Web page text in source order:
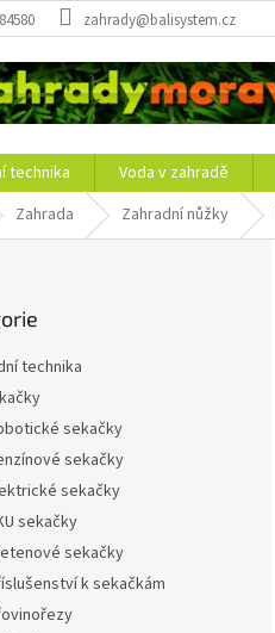
zahrady@balisystem.cz
technika Voda v zahradě
Zahrada Zahradní nůžky
technika
sekačky
sekačky
sekačky
sekačky
sekačky
k sekačkám